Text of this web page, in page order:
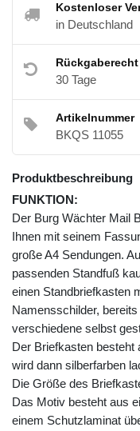
Kostenloser
in Deutschland
Rückgaberecht
30 Tage
Artikelnummer
BKQS 11055
Produktbeschreibung
FUNKTION:
Der Burg Wächter Mail
Ihnen mit seinem
große A4 Sendungen.
passenden Standfuß
einen Standbriefkasten
Namensschilder,
verschiedene selbst
Der Briefkasten besteht
wird dann silberfarben
Die Größe des
Das Motiv besteht aus
einem Schutzlaminat